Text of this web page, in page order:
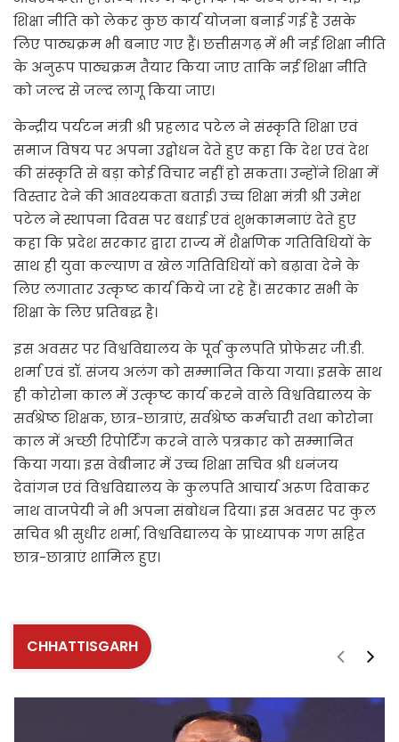
शिक्षा नीति को लेकर कुछ कार्य योजना बनाई गई है उसके
लिए पाठ्यक्रम भी बनाए गए हैं। छत्तीसगढ़ में भी नई शिक्षा नीति
के अनुरूप पाठ्यक्रम तैयार किया जाए ताकि नई शिक्षा नीति
को जल्द से जल्द लागू किया जाए।
केन्द्रीय पर्यटन मंत्री श्री प्रहलाद पटेल ने संस्कृति शिक्षा एवं
समाज विषय पर अपना उद्बोधन देते हुए कहा कि देश एवं देश
की संस्कृति से बड़ा कोई विचार नहीं हो सकता। उन्होंने शिक्षा में
विस्तार देने की आवश्यकता बताई। उच्च शिक्षा मंत्री श्री उमेश
पटेल ने स्थापना दिवस पर बधाई एवं शुभकामनाएं देते हुए
कहा कि प्रदेश सरकार द्वारा राज्य में शैक्षणिक गतिविधियों के
साथ ही युवा कल्याण व खेल गतिविधियों को बढ़ावा देने के
लिए लगातार उत्कृष्ट कार्य किये जा रहे हैं। सरकार सभी के
शिक्षा के लिए प्रतिबद्ध है।
इस अवसर पर विश्वविद्यालय के पूर्व कुलपति प्रोफेसर जी.डी.
शर्मा एवं डॉ. संजय अलंग को सम्मानित किया गया। इसके साथ
ही कोरोना काल में उत्कृष्ट कार्य करने वाले विश्वविद्यालय के
सर्वश्रेष्ठ शिक्षक, छात्र-छात्राएं, सर्वश्रेष्ठ कर्मचारी तथा कोरोना
काल में अच्छी रिपोर्टिंग करने वाले पत्रकार को सम्मानित
किया गया। इस वेबीनार में उच्च शिक्षा सचिव श्री धनंजय
देवांगन एवं विश्वविद्यालय के कुलपति आचार्य अरूण दिवाकर
नाथ वाजपेयी ने भी अपना संबोधन दिया। इस अवसर पर कुल
सचिव श्री सुधीर शर्मा, विश्वविद्यालय के प्राध्यापक गण सहित
छात्र-छात्राएं शामिल हुए।
CHHATTISGARH